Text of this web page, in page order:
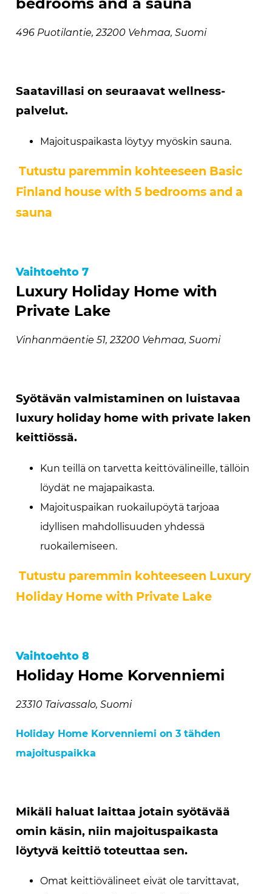
496 Puotilantie, 23200 Vehmaa, Suomi
Saatavillasi on seuraavat wellness-
palvelut.
Majoituspaikasta löytyy myöskin sauna.
Tutustu paremmin kohteeseen Basic
Finland house with 5 bedrooms and a
sauna
Vaihtoehto 7
Luxury Holiday Home with
Private Lake
Vinhanmäentie 51, 23200 Vehmaa, Suomi
Syötävän valmistaminen on luistavaa
luxury holiday home with private laken
keittiössä.
Kun teillä on tarvetta keittövälineille, tällöin
löydät ne majapaikasta.
Majoituspaikan ruokailupöytä tarjoaa
idyllisen mahdollisuuden yhdessä
ruokailemiseen.
Tutustu paremmin kohteeseen Luxury
Holiday Home with Private Lake
Vaihtoehto 8
Holiday Home Korvenniemi
23310 Taivassalo, Suomi
Holiday Home Korvenniemi on 3 tähden
majoituspaikka
Mikäli haluat laittaa jotain syötävää
omin käsin, niin majoituspaikasta
löytyvä keittiö toteuttaa sen.
Omat keittiövälineet eivät ole tarvittavat,